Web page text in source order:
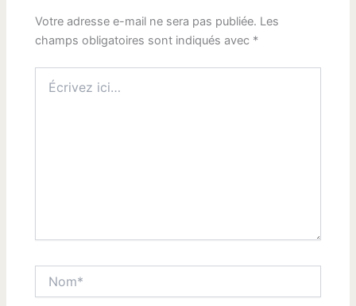
Votre adresse e-mail ne sera pas publiée. Les
champs obligatoires sont indiqués avec *
ici…